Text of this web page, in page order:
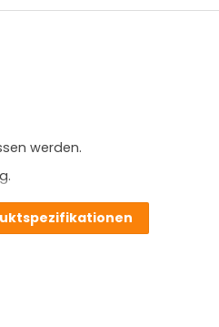
werden.